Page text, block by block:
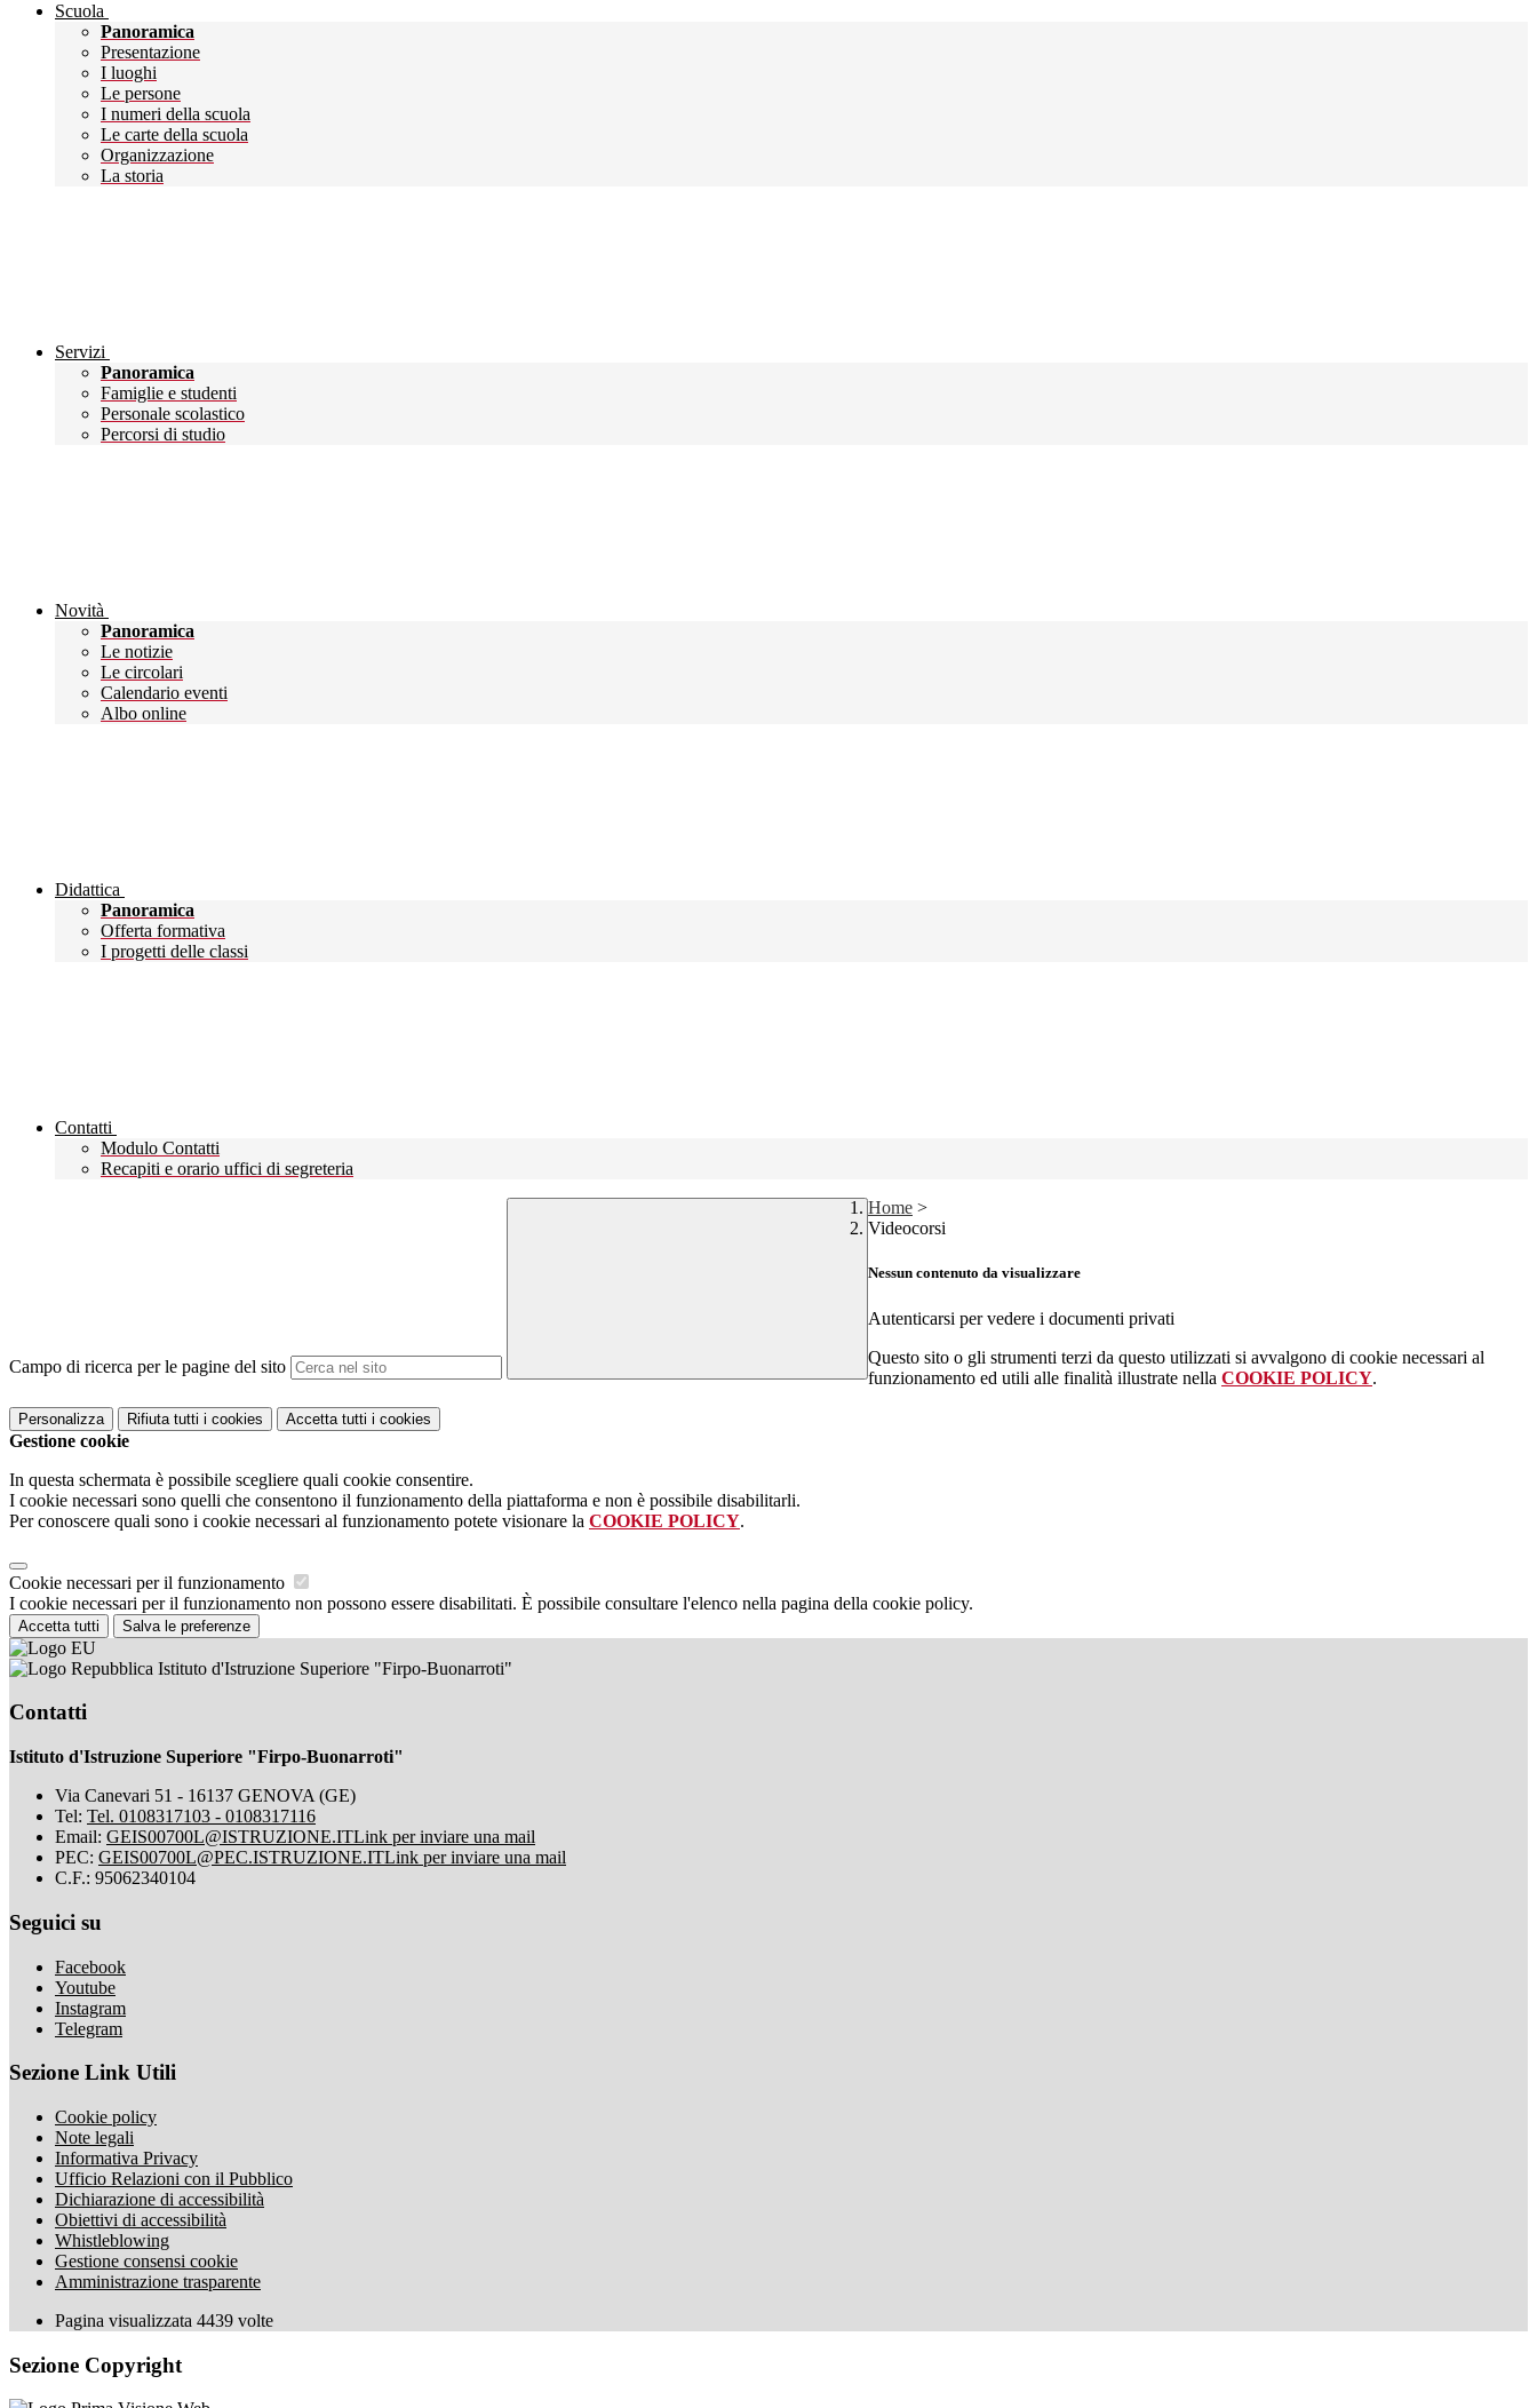
Scuola
Panoramica
Presentazione
I luoghi
Le persone
I numeri della scuola
Le carte della scuola
Organizzazione
La storia
Servizi
Panoramica
Famiglie e studenti
Personale scolastico
Percorsi di studio
Novità
Panoramica
Le notizie
Le circolari
Calendario eventi
Albo online
Didattica
Panoramica
Offerta formativa
I progetti delle classi
Contatti
Modulo Contatti
Recapiti e orario uffici di segreteria
Campo di ricerca per le pagine del sito
Home >
Videocorsi
Nessun contenuto da visualizzare
Autenticarsi per vedere i documenti privati
Questo sito o gli strumenti terzi da questo utilizzati si avvalgono di cookie necessari al
funzionamento ed utili alle finalità illustrate nella COOKIE POLICY.
Personalizza Rifiuta tutti i cookies Accetta tutti i cookies
Gestione cookie
In questa schermata è possibile scegliere quali cookie consentire.
I cookie necessari sono quelli che consentono il funzionamento della piattaforma e non è possibile disabilitarli.
Per conoscere quali sono i cookie necessari al funzionamento potete visionare la COOKIE POLICY.
Cookie necessari per il funzionamento
I cookie necessari per il funzionamento non possono essere disabilitati. È possibile consultare l'elenco nella pagina della cookie policy.
Accetta tutti Salva le preferenze
Istituto d'Istruzione Superiore "Firpo-Buonarroti"
Contatti
Istituto d'Istruzione Superiore "Firpo-Buonarroti"
Via Canevari 51 - 16137 GENOVA (GE)
Tel: Tel. 0108317103 - 0108317116
Email: GEIS00700L@ISTRUZIONE.ITLink per inviare una mail
PEC: GEIS00700L@PEC.ISTRUZIONE.ITLink per inviare una mail
C.F.: 95062340104
Seguici su
Facebook
Youtube
Instagram
Telegram
Sezione Link Utili
Cookie policy
Note legali
Informativa Privacy
Ufficio Relazioni con il Pubblico
Dichiarazione di accessibilità
Obiettivi di accessibilità
Whistleblowing
Gestione consensi cookie
Amministrazione trasparente
Pagina visualizzata 4439 volte
Sezione Copyright